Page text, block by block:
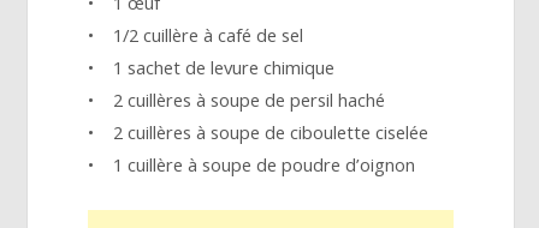
• 1/2 cuillère à café de sel
• 1 sachet de levure chimique
• 2 cuillères à soupe de persil haché
• 2 cuillères à soupe de ciboulette ciselée
• 1 cuillère à soupe de poudre d’oignon